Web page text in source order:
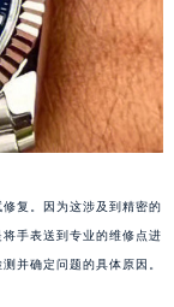
复。因为这涉及到精密的
手表送到专业的维修点进
并确定问题的具体原因。